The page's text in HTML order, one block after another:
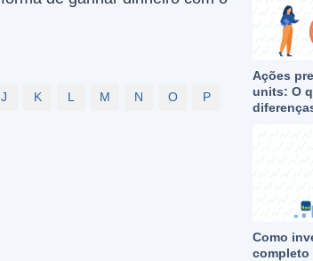
J K L M N O P
Ações
units: O
Como
completo